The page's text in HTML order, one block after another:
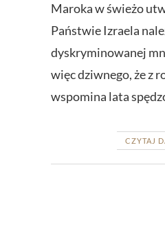
Maroka w świeżo
Państwie Izraela
dyskryminowanej
więc dziwnego, że z
wspomina lata
CZYTAJ